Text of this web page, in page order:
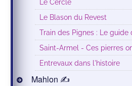
Le Cercle
Le Blason du Revest
Train des Pignes : Le guide
Saint-Armel - Ces pierres
Entrevaux dans l'histoire
Mahlon ✍